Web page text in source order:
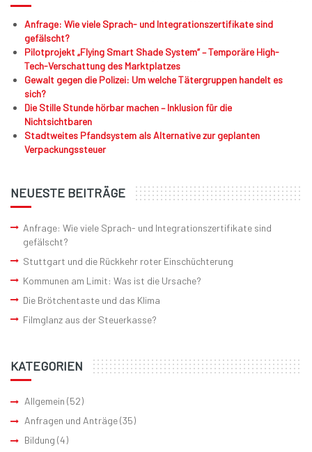
Anfrage: Wie viele Sprach- und Integrationszertifikate sind
gefälscht?
Pilotprojekt „Flying Smart Shade System“ – Temporäre High-
Tech-Verschattung des Marktplatzes
Gewalt gegen die Polizei: Um welche Tätergruppen handelt es
sich?
Die Stille Stunde hörbar machen – Inklusion für die
Nichtsichtbaren
Stadtweites Pfandsystem als Alternative zur geplanten
Verpackungssteuer
NEUESTE BEITRÄGE
Anfrage: Wie viele Sprach- und Integrationszertifikate sind
gefälscht?
Stuttgart und die Rückkehr roter Einschüchterung
Kommunen am Limit: Was ist die Ursache?
Die Brötchentaste und das Klima
Filmglanz aus der Steuerkasse?
KATEGORIEN
Allgemein (52)
Anfragen und Anträge(35)
Bildung (4)